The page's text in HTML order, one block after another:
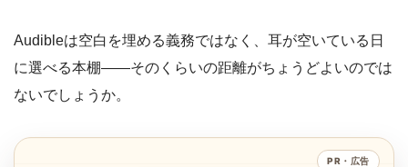
Audibleは空白を埋める義務ではなく、耳が空いている日
に選べる本棚――そのくらいの距離がちょうどよいのでは
ないでしょうか。
PR・広告